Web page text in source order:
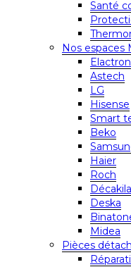
Santé
Nos espaces
Elactron
Astech
LG
Hisense
Smart
Beko
Haier
Roch
Décakila
Deska
Midea
Pièces